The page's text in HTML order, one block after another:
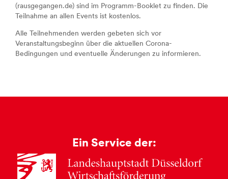
(rausgegangen.de) sind im Programm-Booklet zu finden. Die
Teilnahme an allen Events ist kostenlos.
Alle Teilnehmenden werden gebeten sich vor
Veranstaltungsbeginn über die aktuellen Corona-
Bedingungen und eventuelle Änderungen zu informieren.
Ein Service der: